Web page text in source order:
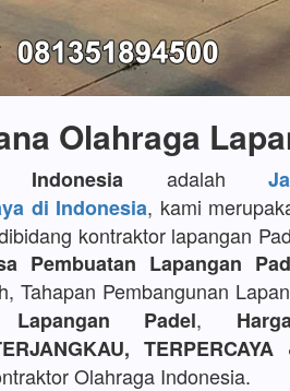
Olahraga
Indonesia adalah
di Indonesia, kami
kontraktor lapangan
Pembuatan Lapangan
Tahapan Pembangunan
Padel,
Olahraga Indonesia.